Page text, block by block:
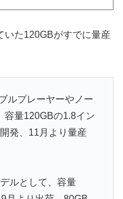
いた120GBがすでに量産
ルプレーヤーやノー
容量120GBの1.8イン
発、11月より量産
ルとして、容量